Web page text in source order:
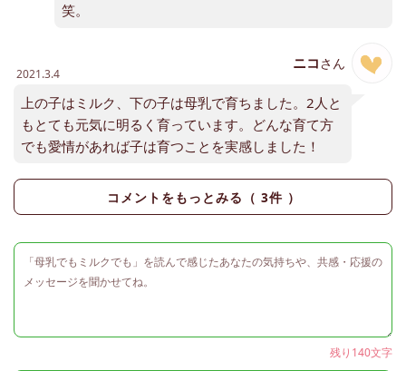
笑。
ニコさん
2021.3.4
上の子はミルク、下の子は母乳で育ちました。2人と
もとても元気に明るく育っています。どんな育て方
でも愛情があれば子は育つことを実感しました！
コメントをもっとみる（ 3件 ）
残り140文字